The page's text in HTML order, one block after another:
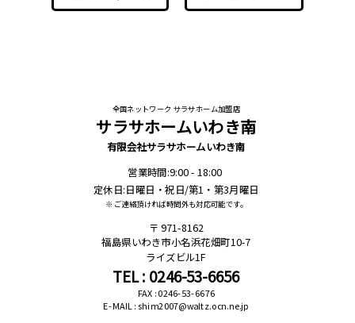
全国ネットワーク サラサホーム加盟店
サラサホームいわき南
有限会社サラサホームいわき南
営業時間:9:00 - 18:00
定休日:日曜日・祝日/第1・第3月曜日
※ ご連絡頂ければ時間外も対応可能です。
971-8162
福島県いわき市小名浜花畑町10-7
ライズビル1F
TEL : 0246-53-6656
FAX : 0246-53-6676
E-MAIL : shim2007@waltz.ocn.ne.jp